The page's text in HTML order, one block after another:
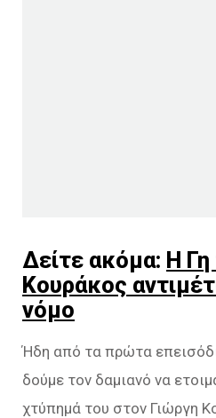
Δείτε ακόμα: Η Γη
Κουράκος
νόμο
Ήδη από τα πρώτα
δούμε τον δαμιανό να
χτύπημά του στον Γιώργη